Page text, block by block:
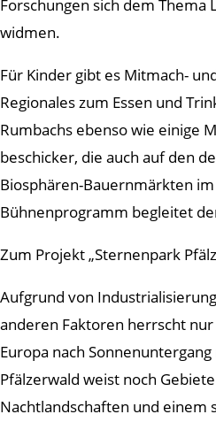
Forschungen sich dem
widmen.
Für Kinder gibt es Mitmach-
Regionales zum Essen und
Rumbachs ebenso wie einige
beschicker, die auch auf den
Biosphären-Bauernmärkten
Bühnenprogramm begleitet
Zum Projekt „Sternenpark
Aufgrund von
anderen Faktoren herrscht
Europa nach
Pfälzerwald weist noch
Nachtlandschaften und